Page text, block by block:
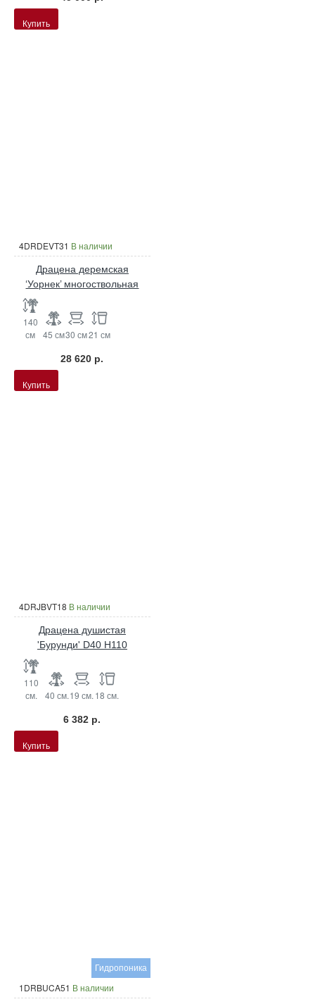
Купить
4DRDEVT31 В наличии
Драцена деремская
‘Уорнек’ многоствольная
140
см
45 см30 см21 см
28 620 р.
Купить
4DRJBVT18 В наличии
Драцена душистая
'Бурунди' D40 H110
110
см.
40 см.19 см. 18 см.
6 382 р.
Купить
Гидропоника
1DRBUCA51 В наличии